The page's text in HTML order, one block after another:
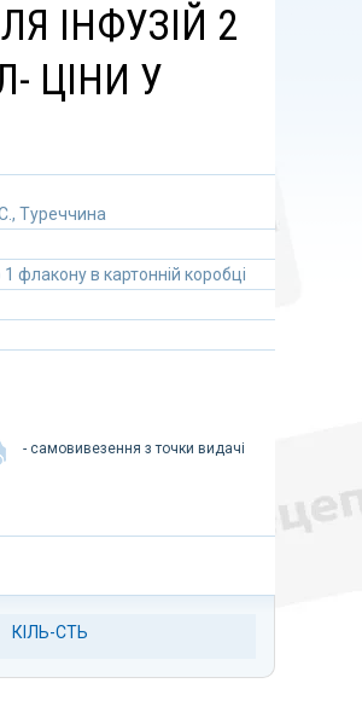
ІНФУЗІЙ 2
ЦІНИ У
Туреччина
флакону в картонній коробці
- самовивезення з точки видачі
КІЛЬ-СТЬ